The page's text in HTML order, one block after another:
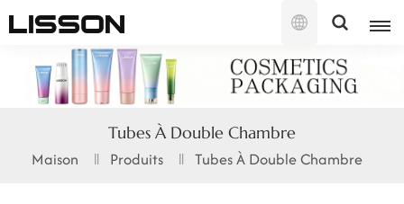
Français
English
français
Tubes À Double Chambre
Maison Produits Tubes À Double Chambre